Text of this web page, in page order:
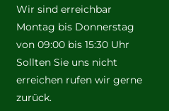
Wir sind erreichbar
Montag bis Donnerstag
von 09:00 bis 15:30 Uhr
Sollten Sie uns nicht
erreichen rufen wir gerne
zurück.